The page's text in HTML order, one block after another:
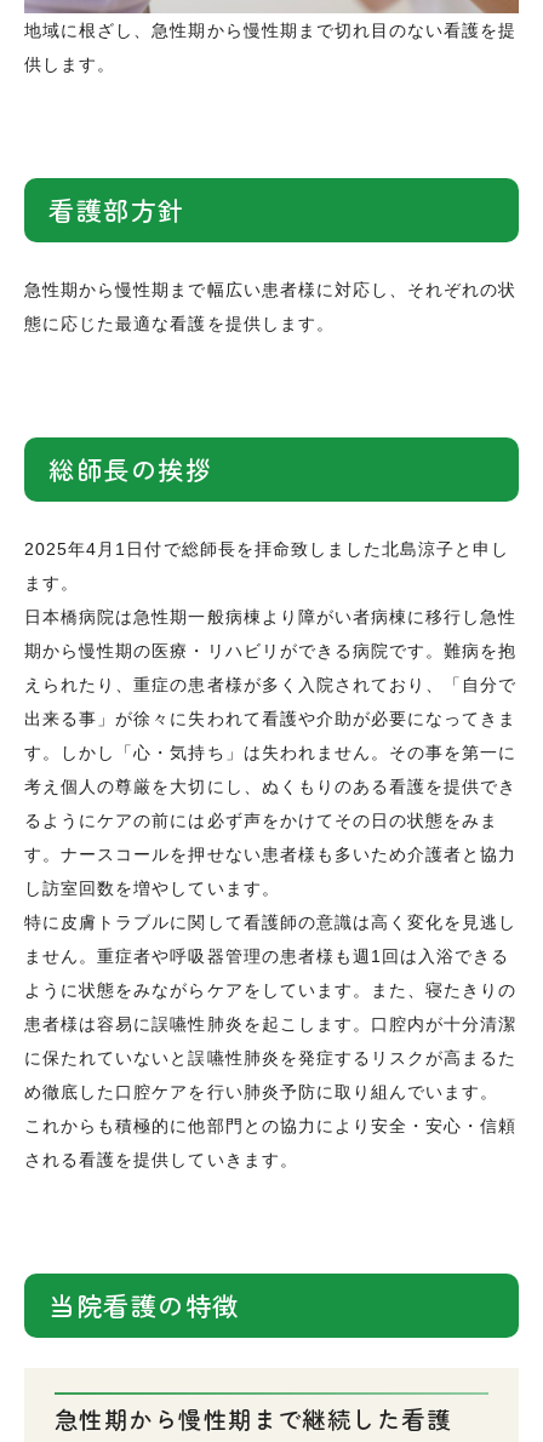
地域に根ざし、急性期から慢性期まで切れ目のない看護を提
供します。
看護部方針
急性期から慢性期まで幅広い患者様に対応し、それぞれの状
態に応じた最適な看護を提供します。
総師長の挨拶
2025年4月1日付で総師長を拝命致しました北島涼子と申し
ます。
日本橋病院は急性期一般病棟より障がい者病棟に移行し急性
期から慢性期の医療・リハビリができる病院です。難病を抱
えられたり、重症の患者様が多く入院されており、「自分で
出来る事」が徐々に失われて看護や介助が必要になってきま
す。しかし「心・気持ち」は失われません。その事を第一に
考え個人の尊厳を大切にし、ぬくもりのある看護を提供でき
るようにケアの前には必ず声をかけてその日の状態をみま
す。ナースコールを押せない患者様も多いため介護者と協力
し訪室回数を増やしています。
特に皮膚トラブルに関して看護師の意識は高く変化を見逃し
ません。重症者や呼吸器管理の患者様も週1回は入浴できる
ように状態をみながらケアをしています。また、寝たきりの
患者様は容易に誤嚥性肺炎を起こします。口腔内が十分清潔
に保たれていないと誤嚥性肺炎を発症するリスクが高まるた
め徹底した口腔ケアを行い肺炎予防に取り組んでいます。
これからも積極的に他部門との協力により安全・安心・信頼
される看護を提供していきます。
当院看護の特徴
急性期から慢性期まで継続した看護